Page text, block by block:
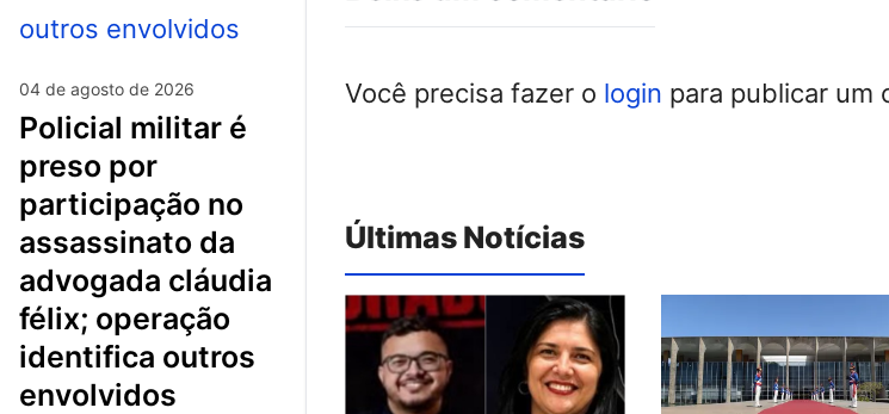
04 de agosto de 2026
policial militar é
preso por
participação no
assassinato da
advogada cláudia
félix; operação
identifica outros
envolvidos
Você precisa fazer o login para publicar um
Últimas Notícias